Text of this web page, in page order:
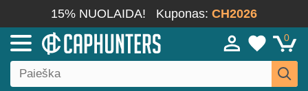
15% NUOLAIDA! Kuponas: CH2026
0